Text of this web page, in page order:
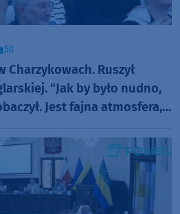
50
Charzykowach. Ruszył
"Jak by było nudno,
Jest fajna atmosfera,